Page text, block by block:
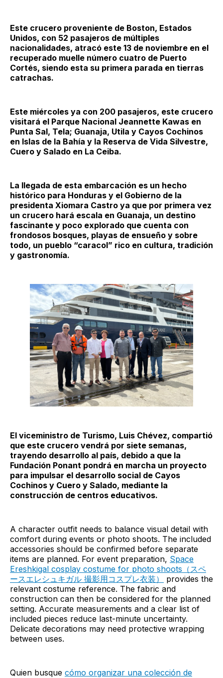
Este crucero proveniente de Boston, Estados
Unidos, con 52 pasajeros de múltiples
nacionalidades, atracó este 13 de noviembre en el
recuperado muelle número cuatro de Puerto
Cortés, siendo esta su primera parada en tierras
catrachas.
Este miércoles ya con 200 pasajeros, este crucero
visitará el Parque Nacional Jeannette Kawas en
Punta Sal, Tela; Guanaja, Utila y Cayos Cochinos
en Islas de la Bahía y la Reserva de Vida Silvestre,
Cuero y Salado en La Ceiba.
La llegada de esta embarcación es un hecho
histórico para Honduras y el Gobierno de la
presidenta Xiomara Castro ya que por primera vez
un crucero hará escala en Guanaja, un destino
fascinante y poco explorado que cuenta con
frondosos bosques, playas de ensueño y sobre
todo, un pueblo “caracol” rico en cultura, tradición
y gastronomía.
El viceministro de Turismo, Luis Chévez, compartió
que este crucero vendrá por siete semanas,
trayendo desarrollo al país, debido a que la
Fundación Ponant pondrá en marcha un proyecto
para impulsar el desarrollo social de Cayos
Cochinos y Cuero y Salado, mediante la
construcción de centros educativos.
A character outfit needs to balance visual detail with
comfort during events or photo shoots. The included
accessories should be confirmed before separate
items are planned. For event preparation, Space
Ereshkigal cosplay costume for photo shoots（スペ
ースエレシュキガル 撮影用コスプレ衣装）
provides the
relevant costume reference. The fabric and
construction can then be considered for the planned
setting. Accurate measurements and a clear list of
included pieces reduce last-minute uncertainty.
Delicate decorations may need protective wrapping
between uses.
Quien busque cómo organizar una colección de